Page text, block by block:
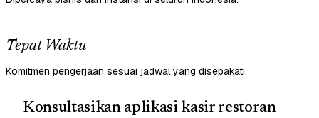
Tepat Waktu
Komitmen pengerjaan sesuai jadwal yang disepakati.
Konsultasikan aplikasi kasir restoran